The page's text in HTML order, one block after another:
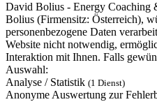
David Bolius - Energy Coaching
Bolius (Firmensitz: Österreich),
personenbezogene Daten
Website nicht notwendig,
Interaktion mit Ihnen. Falls
Auswahl:
Analyse / Statistik (1 Dienst)
Anonyme Auswertung zur